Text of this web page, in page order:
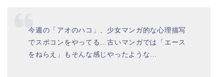
今週の「アオのハコ」、少女マンガ的な心理描写
でスポコンをやってる…古いマンガでは「エース
をねらえ」もそんな感じやったような…